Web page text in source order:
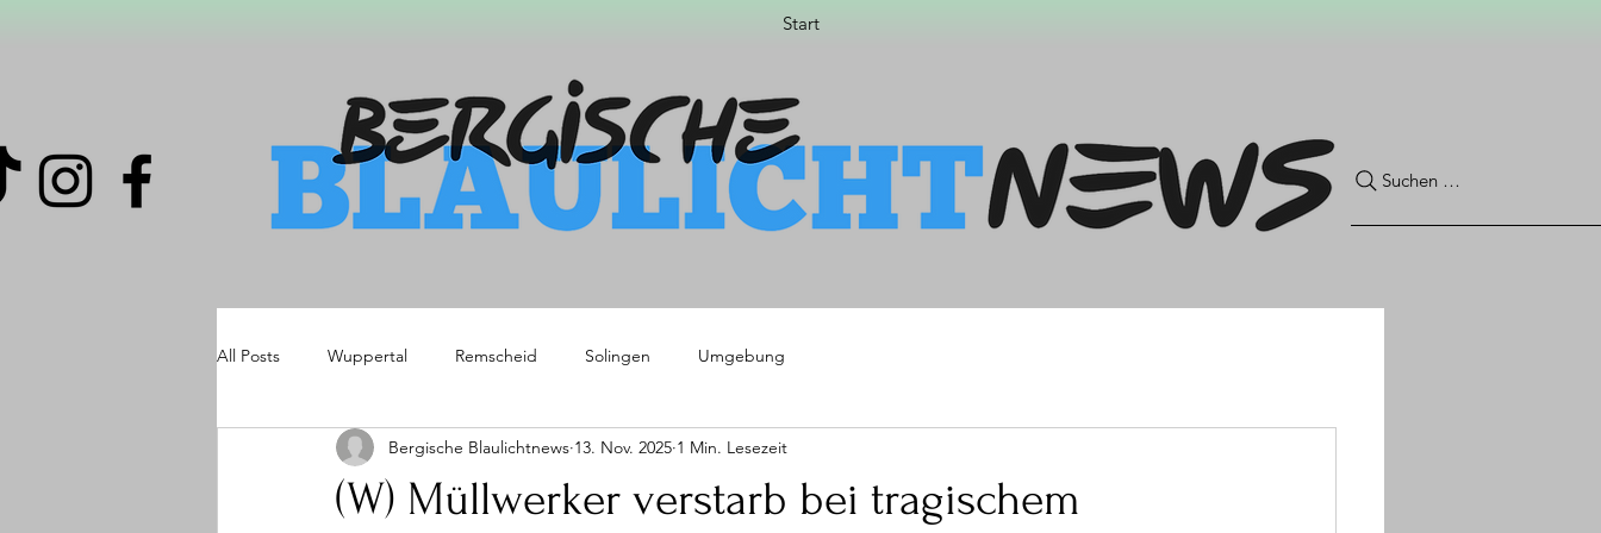
Start
Suchen …
All Posts Wuppertal Remscheid Solingen Umgebung
(W) Müllwerker verstarb bei tragischem
Bergische Blaulichtnews 13. Nov. 2025 1 Min. Lesezeit